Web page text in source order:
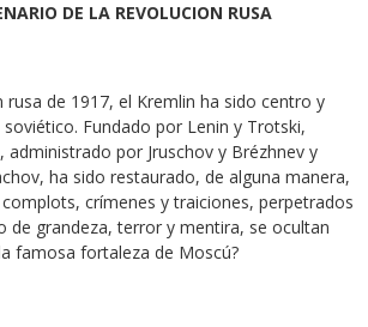
DE LA REVOLUCION RUSA
rusa de 1917, el Kremlin ha sido centro y
Fundado por Lenin y Trotski,
administrado por Jruschov y Brézhnev y
ha sido restaurado, de alguna manera,
crímenes y traiciones, perpetrados
de grandeza, terror y mentira, se ocultan
famosa fortaleza de Moscú?